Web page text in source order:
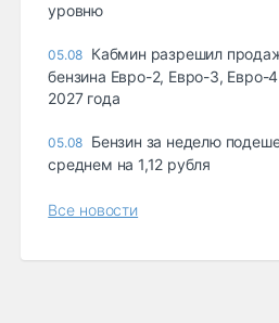
уровню
05.08 Кабмин разрешил
бензина Евро-2, Евро-3, Евро-
2027 года
05.08 Бензин за неделю
среднем на 1,12 рубля
Все новости